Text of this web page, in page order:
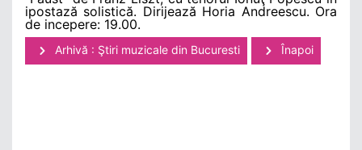
ipostază solistică. Dirijează Horia Andreescu. Ora
de incepere: 19.00.
Arhivă : Ştiri muzicale din Bucuresti Înapoi